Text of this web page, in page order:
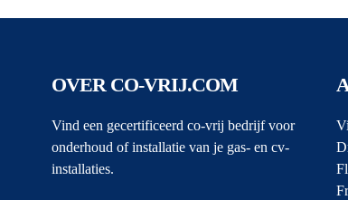
OVER CO-VRIJ.COM
Vind een gecertificeerd co-vrij bedrijf voor
onderhoud of installatie van je gas- en cv-
installaties.